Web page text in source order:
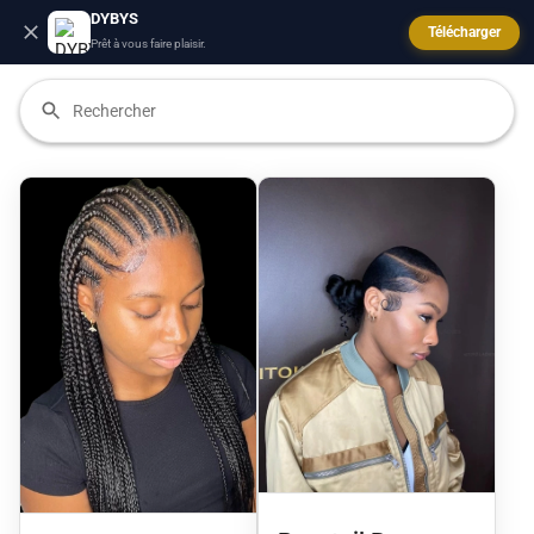
DYBYS
Prêt à vous faire plaisir.
Télécharger